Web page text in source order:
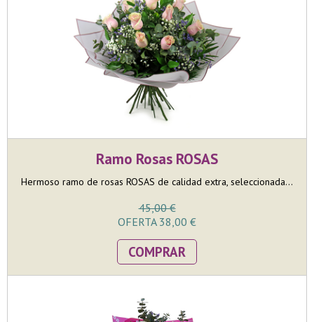
Ramo Rosas ROSAS
Hermoso ramo de rosas ROSAS de calidad extra, seleccionada...
45,00 €
OFERTA 38,00 €
COMPRAR